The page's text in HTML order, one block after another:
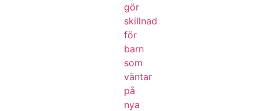
gör
skillnad
för
barn
som
väntar
på
nya